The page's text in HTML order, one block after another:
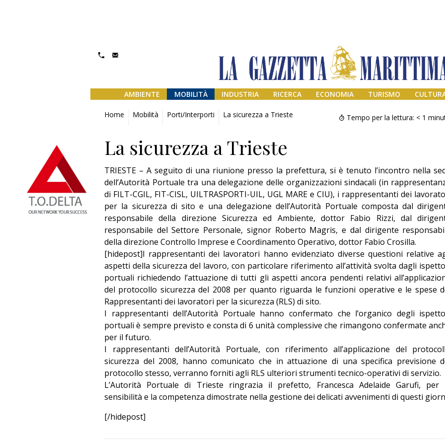
AMBIENTE MOBILITÀ INDUSTRIA RICERCA ECONOMIA TURISMO
Home Mobilità Porti/Interporti La sicurezza a Trieste Tempo per la lettura: < 1
La sicurezza a Trieste
TRIESTE – A seguito di una riunione presso la prefettura, si è tenuto l’incontro nella
dell’Autorità Portuale tra una delegazione delle organizzazioni sindacali (in
di FILT-CGIL, FIT-CISL, UILTRASPORTI-UIL, UGL MARE e CIU), i rappresentanti dei
per la sicurezza di sito e una delegazione dell’Autorità Portuale composta dal
responsabile della direzione Sicurezza ed Ambiente, dottor Fabio Rizzi, dal
responsabile del Settore Personale, signor Roberto Magris, e dal dirigente
della direzione Controllo Imprese e Coordinamento Operativo, dottor Fabio Crosilla.
[hidepost]I rappresentanti dei lavoratori hanno evidenziato diverse questioni relative
aspetti della sicurezza del lavoro, con particolare riferimento all’attività svolta dagli
portuali richiedendo l’attuazione di tutti gli aspetti ancora pendenti relativi
del protocollo sicurezza del 2008 per quanto riguarda le funzioni operative e le spese
Rappresentanti dei lavoratori per la sicurezza (RLS) di sito.
I rappresentanti dell’Autorità Portuale hanno confermato che l’organico degli
portuali è sempre previsto e consta di 6 unità complessive che rimangono confermate
per il futuro.
I rappresentanti dell’Autorità Portuale, con riferimento all’applicazione del
sicurezza del 2008, hanno comunicato che in attuazione di una specifica previsione
protocollo stesso, verranno forniti agli RLS ulteriori strumenti tecnico-operativi di servizio.
L’Autorità Portuale di Trieste ringrazia il prefetto, Francesca Adelaide Garufi, per
sensibilità e la competenza dimostrate nella gestione dei delicati avvenimenti di questi
[/hidepost]
Addio amico
Giorgio
Editoriale